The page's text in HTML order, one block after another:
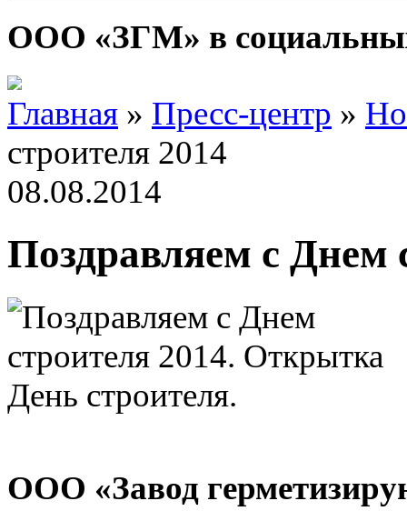
ООО «ЗГМ» в
Главная » Пресс-центр »
строителя 2014
08.08.2014
Поздравляем с Днем
ООО «Завод